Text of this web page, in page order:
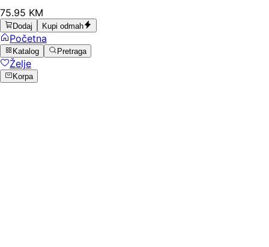
75.95 KM
Dodaj Kupi odmah
Početna
Katalog Pretraga
Želje
Korpa